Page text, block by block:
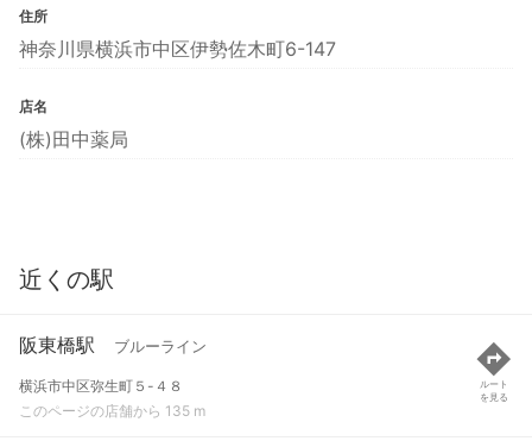
住所
神奈川県横浜市中区伊勢佐木町6-147
店名
(株)田中薬局
近くの駅
阪東橋駅 ブルーライン
横浜市中区弥生町５-４８
このページの店舗から 135 m
ルート
を見る